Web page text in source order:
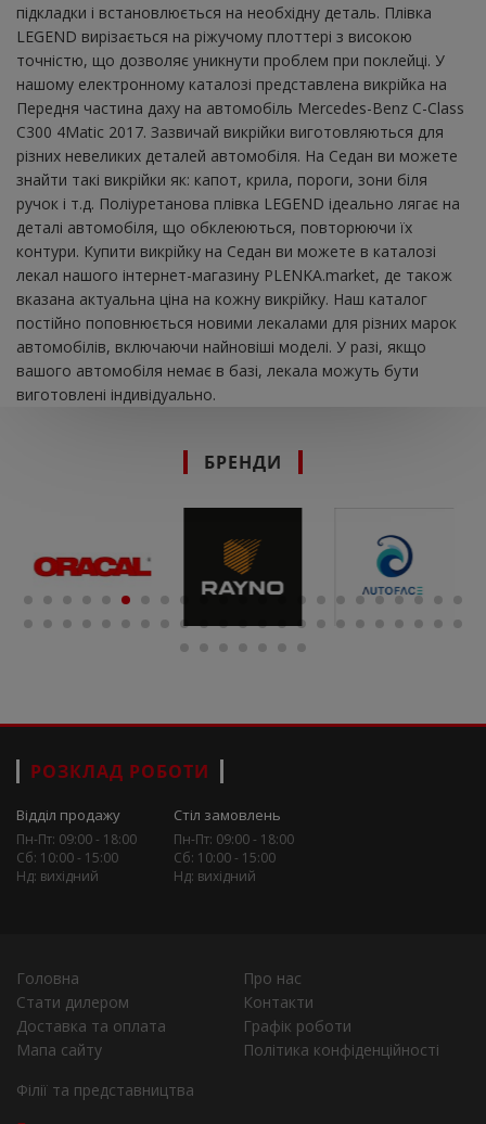
підкладки і встановлюється на необхідну деталь. Плівка
LEGEND вирізається на ріжучому плоттері з високою
точністю, що дозволяє уникнути проблем при поклейці. У
нашому електронному каталозі представлена ​​викрійка на
Передня частина даху на автомобіль Mercedes-Benz C-Class
C300 4Matic 2017. Зазвичай викрійки виготовляються для
різних невеликих деталей автомобіля. На Седан ви можете
знайти такі викрійки як: капот, крила, пороги, зони біля
ручок і т.д. Поліуретанова плівка LEGEND ідеально лягає на
деталі автомобіля, що обклеюються, повторюючи їх
контури. Купити викрійку на Седан ви можете в каталозі
лекал нашого інтернет-магазину PLENKA.market, де також
вказана актуальна ціна на кожну викрійку. Наш каталог
постійно поповнюється новими лекалами для різних марок
автомобілів, включаючи найновіші моделі. У разі, якщо
вашого автомобіля немає в базі, лекала можуть бути
виготовлені індивідуально.
БРЕНДИ
РОЗКЛАД РОБОТИ
Відділ продажу
Пн-Пт: 09:00 - 18:00
Сб: 10:00 - 15:00
Нд: вихідний
Стіл замовлень
Пн-Пт: 09:00 - 18:00
Сб: 10:00 - 15:00
Нд: вихідний
Головна
Про нас
Стати дилером
Контакти
Доставка та оплата
Графік роботи
Мапа сайту
Політика конфіденційності
Філії та представництва